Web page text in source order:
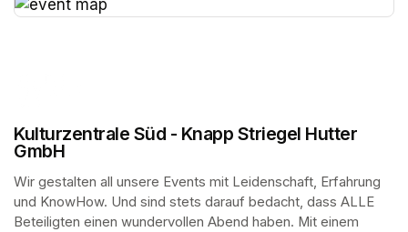
Kulturzentrale Süd - Knapp Striegel Hutter
GmbH
Wir gestalten all unsere Events mit Leidenschaft, Erfahrung
und KnowHow. Und sind stets darauf bedacht, dass ALLE
Beteiligten einen wundervollen Abend haben. Mit einem